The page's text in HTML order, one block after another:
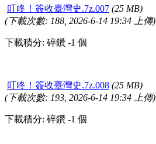
叮咚！簽收臺灣史.7z.007 (25 MB)
(下載次數: 188, 2026-6-14 19:34 上傳)
下載積分: 碎鑽 -1 個
叮咚！簽收臺灣史.7z.008 (25 MB)
(下載次數: 193, 2026-6-14 19:34 上傳)
下載積分: 碎鑽 -1 個